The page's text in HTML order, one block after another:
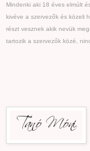
Mindenki aki 18 éves elmúlt
kivéve a szervezők és közeli
részt vesznek akik nevük
tartozik a szervezők közé,